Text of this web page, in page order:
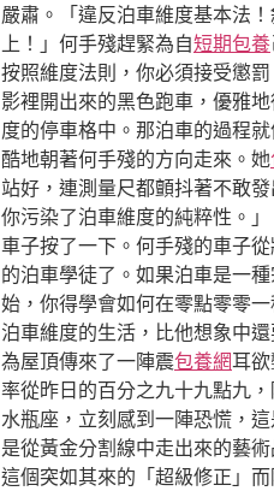
嚴肅。「違反泊車維度基本法
上！」何手殘趕緊為自短期包養
按照維度法則，你必須接受懲
影裡開出來的黑色跑車，優雅
度的停車格中。那泊車的過程
酷地朝著何手殘的方向走來。她
站好，連測量尺都顫抖著不敢
你污染了泊車維度的純粹性。
車子按了一下。何手殘的車子從
的泊車學徒了。如果泊車是一
始，你得學會如何在零點零零
泊車維度的生活，比他想象中
為屋頂傳來了一陣震包養網耳
率從昨日的百分之九十九點九
水瓶座，立刻感到一陣恐慌，
是從黃金分割線中走出來的藝
這個突如其來的「超級修正」